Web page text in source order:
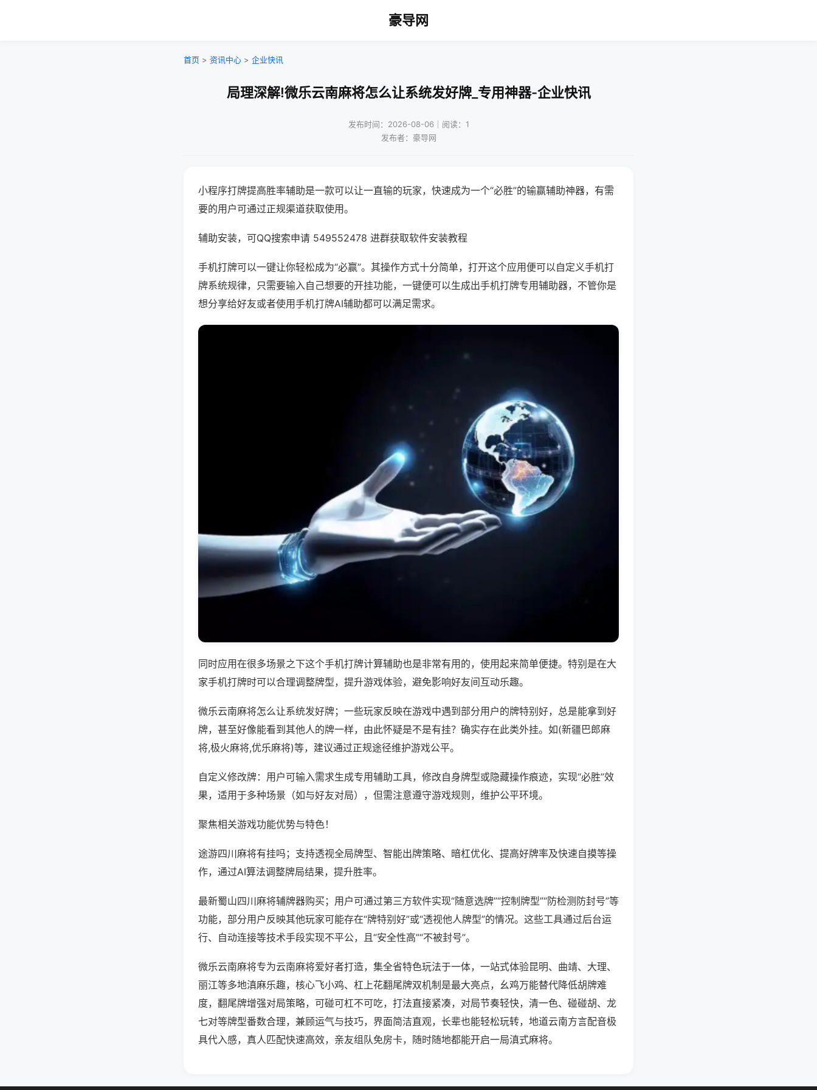
豪导网
首页 > 资讯中心 > 企业快讯
局理深解!微乐云南麻将怎么让系统发好牌_专用神器-企业快讯
发布时间：2026-08-06｜阅读：1
发布者：豪导网
小程序打牌提高胜率辅助是一款可以让一直输的玩家，快速成为一个“必胜”的输赢辅助神器，有需
要的用户可通过正规渠道获取使用。
辅助安装，可QQ搜索申请 549552478 进群获取软件安装教程
手机打牌可以一键让你轻松成为“必赢”。其操作方式十分简单，打开这个应用便可以自定义手机打
牌系统规律，只需要输入自己想要的开挂功能，一键便可以生成出手机打牌专用辅助器，不管你是
想分享给好友或者使用手机打牌AI辅助都可以满足需求。
同时应用在很多场景之下这个手机打牌计算辅助也是非常有用的，使用起来简单便捷。特别是在大
家手机打牌时可以合理调整牌型，提升游戏体验，避免影响好友间互动乐趣。
微乐云南麻将怎么让系统发好牌；一些玩家反映在游戏中遇到部分用户的牌特别好，总是能拿到好
牌，甚至好像能看到其他人的牌一样，由此怀疑是不是有挂？确实存在此类外挂。如(新疆巴郎麻
将,极火麻将,优乐麻将)等，建议通过正规途径维护游戏公平。
自定义修改牌：用户可输入需求生成专用辅助工具，修改自身牌型或隐藏操作痕迹，实现“必胜”效
果，适用于多种场景（如与好友对局），但需注意遵守游戏规则，维护公平环境。
聚焦相关游戏功能优势与特色！
途游四川麻将有挂吗；支持透视全局牌型、智能出牌策略、暗杠优化、提高好牌率及快速自摸等操
作，通过AI算法调整牌局结果，提升胜率。
最新蜀山四川麻将辅牌器购买；用户可通过第三方软件实现“随意选牌”“控制牌型”“防检测防封号”等
功能，部分用户反映其他玩家可能存在“牌特别好”或“透视他人牌型”的情况。这些工具通过后台运
行、自动连接等技术手段实现不平公，且“安全性高”“不被封号”。
微乐云南麻将专为云南麻将爱好者打造，集全省特色玩法于一体，一站式体验昆明、曲靖、大理、
丽江等多地滇麻乐趣，核心飞小鸡、杠上花翻尾牌双机制是最大亮点，幺鸡万能替代降低胡牌难
度，翻尾牌增强对局策略，可碰可杠不可吃，打法直接紧凑，对局节奏轻快，清一色、碰碰胡、龙
七对等牌型番数合理，兼顾运气与技巧，界面简洁直观，长辈也能轻松玩转，地道云南方言配音极
具代入感，真人匹配快速高效，亲友组队免房卡，随时随地都能开启一局滇式麻将。